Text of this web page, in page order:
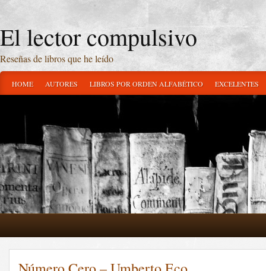
El lector compulsivo
Reseñas de libros que he leído
HOME AUTORES LIBROS POR ORDEN ALFABÉTICO EXCELENTES